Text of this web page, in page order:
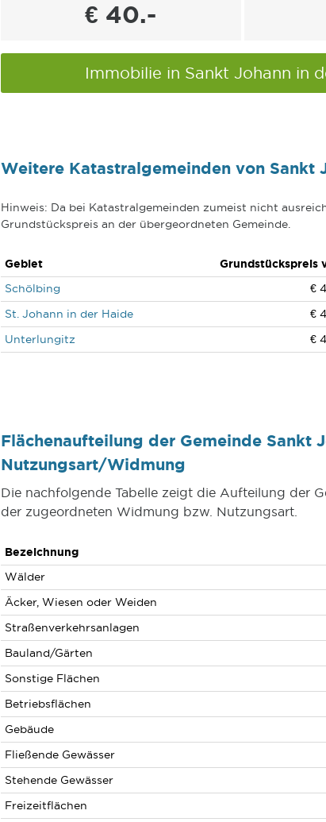
€ 40.-
Immobilie in Sankt Johann in
Weitere Katastralgemeinden von Sankt
Hinweis: Da bei Katastralgemeinden zumeist nicht
Grundstückspreis an der übergeordneten Gemeinde.
Gebiet Grundstückspreis
Schölbing
€
St. Johann in der Haide
€
Unterlungitz
€
Flächenaufteilung der Gemeinde Sankt
Nutzungsart/Widmung
Die nachfolgende Tabelle zeigt die Aufteilung der
der zugeordneten Widmung bzw. Nutzungsart.
Bezeichnung
Wälder
Äcker, Wiesen oder Weiden
Straßenverkehrsanlagen
Bauland/Gärten
Sonstige Flächen
Betriebsflächen
Gebäude
Fließende Gewässer
Stehende Gewässer
Freizeitflächen